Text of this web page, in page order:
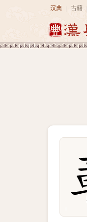
汉典 古籍